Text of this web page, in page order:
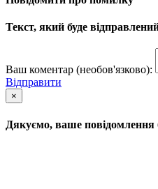
Текст, який буде
Ваш коментар (необов'язково):
Відправити
×
Дякуємо, ваше повідомлення